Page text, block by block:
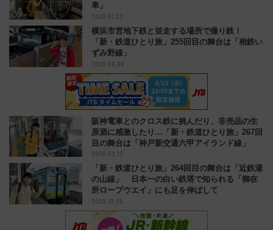
車」
2026.01.23
横浜市営地下鉄と並走する場所で撮り鉄！
「新・鉄道ひとり旅」255回目の舞台は「相鉄い
ずみ野線」
2025.08.08
阪神電車とのクロス鉄に挑んだり、非売品の生
原酒に感激したり…「新・鉄道ひとり旅」267回
目の舞台は「神戸新交通六甲アイランド線」
2026.02.13
「新・鉄道ひとり旅」264回目の舞台は「近鉄湯
の山線」 日本一の白い鉄塔で知られる「御在
所ロープウエイ」にも足を伸ばして
2025.12.26